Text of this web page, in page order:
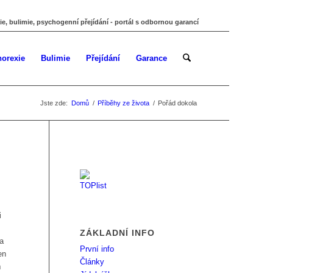
bulimie, psychogenní přejídání - portál s odbornou garancí
Bulimie Přejídání Garance
Jste zde: Domů / Příběhy ze života / Pořád dokola
ZÁKLADNÍ INFO
První info
Články